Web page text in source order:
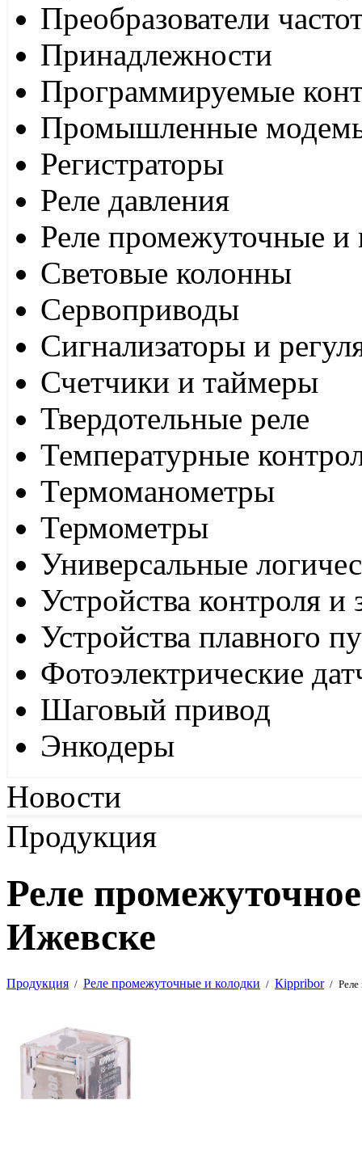
Преобразователи
Принадлежности
Программируемые
Промышленные
Регистраторы
Реле давления
Реле промежуточные и
Световые колонны
Сервоприводы
Сигнализаторы и
Счетчики и таймеры
Твердотельные реле
Температурные
Термоманометры
Термометры
Универсальные
Устройства контроля
Устройства плавного
Фотоэлектрические
Шаговый привод
Энкодеры
Новости
Продукция
Реле
Ижевске
Продукция / Реле промежуточные и колодки / Кippribor /